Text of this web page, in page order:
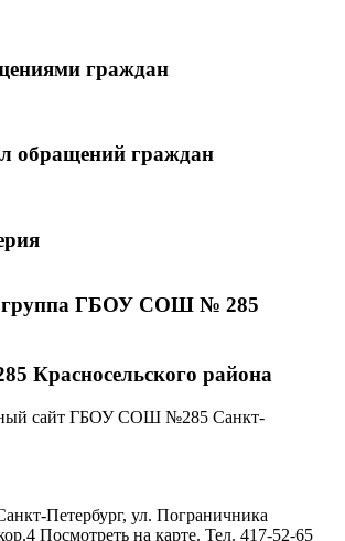
граждан
обращений граждан
группа ГБОУ СОШ № 285
Красносельского района
сайт ГБОУ СОШ №285 Санкт-
Петербург, ул. Пограничника
Посмотреть на карте. Тел. 417-52-65